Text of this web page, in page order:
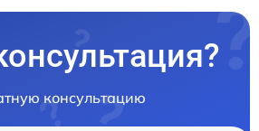
консультацию